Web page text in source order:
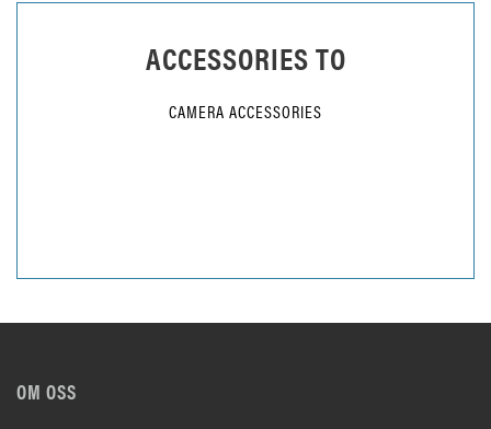
ACCESSORIES TO
CAMERA ACCESSORIES
OM OSS